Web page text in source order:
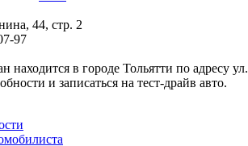
44, стр. 2
97
находится в городе Тольятти по адресу
и записаться на тест-драйв авто.